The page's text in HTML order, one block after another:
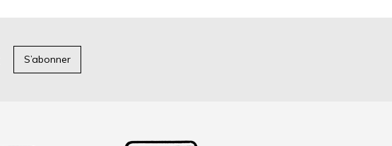
S’abonner